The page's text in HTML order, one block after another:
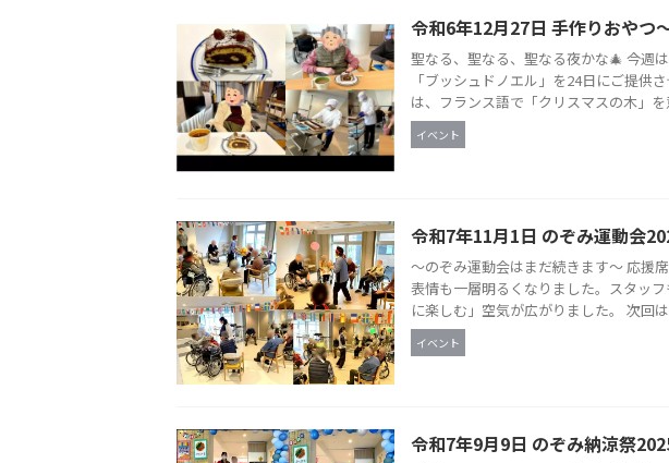
令和6年12月27日 手作りおやつ
聖なる、聖なる、聖なる夜かな🎄 今週
「ブッシュドノエル」を24日にご提供
は、フランス語で「クリスマスの木」を
イベント
令和7年11月1日 のぞみ運動会
～のぞみ運動会はまだ続きます～ 応援
表情も一層明るくなりました。スタッ
に楽しむ」空気が広がりました。 次回
イベント
令和7年9月9日 のぞみ納涼祭